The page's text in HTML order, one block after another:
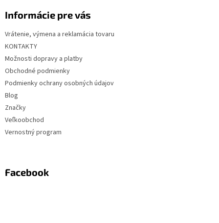
Informácie pre vás
Vrátenie, výmena a reklamácia tovaru
KONTAKTY
Možnosti dopravy a platby
Obchodné podmienky
Podmienky ochrany osobných údajov
Blog
Značky
Veľkoobchod
Vernostný program
Facebook